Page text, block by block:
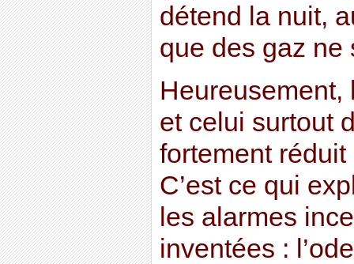
détend la nuit,
que des gaz ne
Heureusement,
et celui surtout
fortement
C’est ce qui
les alarmes
inventées :